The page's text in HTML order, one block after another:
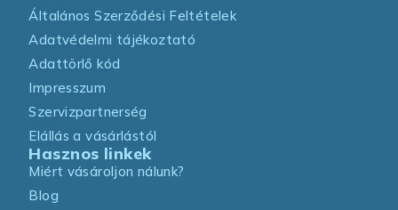
Általános Szerződési Feltételek
Adatvédelmi tájékoztató
Adattörlő kód
Impresszum
Szervizpartnerség
Elállás a vásárlástól
Hasznos linkek
Miért vásároljon nálunk?
Blog